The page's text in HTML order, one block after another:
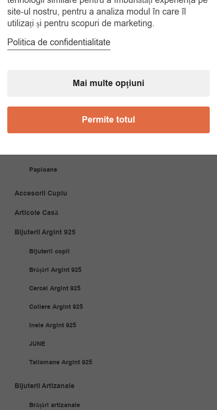
COMANDA TELEFONIC
Tel. 0770420114
Coliere
Papioane
Accesorii Cuplu
Articole Casă
Bijuterii Argint 925
Bijuterii copii
Brățări Argint 925
Cercei Argint 925
Coliere Argint 925
Inele Argint 925
JUNE
Talismane Argint 925
Bijuterii Artizanale
Brățări artizanale
site-ul nostru, pentru a analiza modul în care îl
utilizați și pentru scopuri de marketing.
Politica de confidentialitate
Mai multe opțiuni
Permite totul